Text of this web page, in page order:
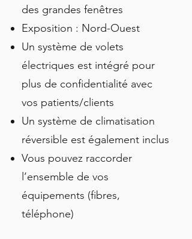
des grandes fenêtres
Exposition : Nord-Ouest
Un système de volets
électriques est intégré pour
plus de confidentialité avec
vos patients/clients
Un système de climatisation
réversible est également inclus
Vous pouvez raccorder
l’ensemble de vos
équipements (fibres,
téléphone)